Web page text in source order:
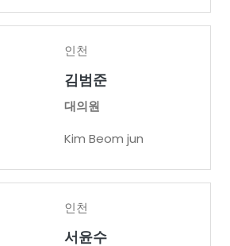
인천
김범준
대의원
Kim Beom jun
인천
서윤수